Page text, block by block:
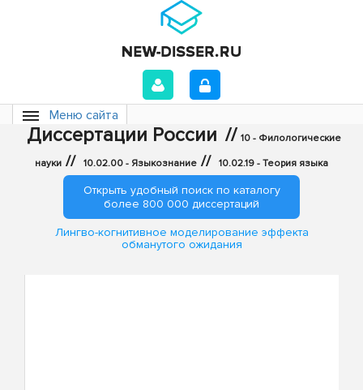
Меню сайта
Диссертации России // 10 - Филологические
науки // 10.02.00 - Языкознание // 10.02.19 - Теория языка
Открыть удобный поиск по каталогу
более 800 000 диссертаций
Лингво-когнитивное моделирование эффекта
обманутого ожидания